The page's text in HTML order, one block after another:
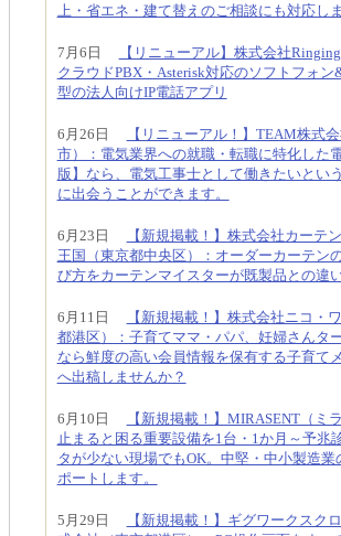
上・省エネ・建て替えのご相談にも対応しま
7月6日
【リニューアル】株式会社
クラウドPBX・Asterisk対応のソフトフォン
型の法人向けIP電話アプリ
6月26日
【リニューアル！】TEAM株式
市）：電気業界への就職・転職に特化した
版】なら、電気工事士として働きたいとい
に出会うことができます。
6月23日
【新規掲載！】株式会社カーテ
王国（東京都中央区）：オーダーカーテン
び方をカーテンマイスターが既製品との違
6月11日
【新規掲載！】株式会社ニコ・
都港区）：子育てママ・パパ、妊婦さんタ
なら鮮度の高い会員情報を保有する子育て
へ出稿しませんか？
6月10日
【新規掲載！】MIRASENT（ミ
止まると困る重要設備を1台・1か月～予兆
タが少ない現場でもOK。中堅・中小製造業
ポートします。
5月29日
【新規掲載！】ギグワークスク